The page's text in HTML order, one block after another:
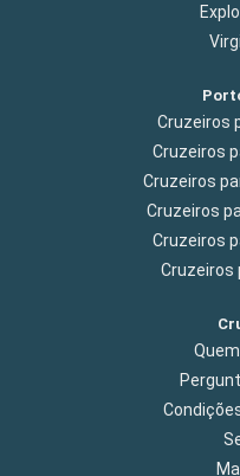
Cruzeiros
Cruzeiros
Cruzeiros
Cruzeiros
Cruzeiros
Cruzeiros